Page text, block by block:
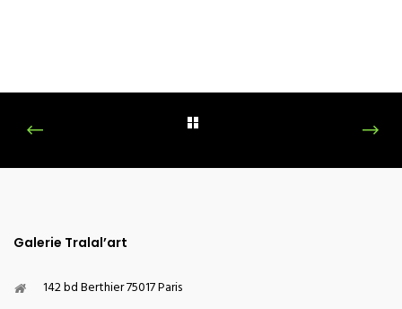
Galerie Tralal’art
142 bd Berthier 75017 Paris